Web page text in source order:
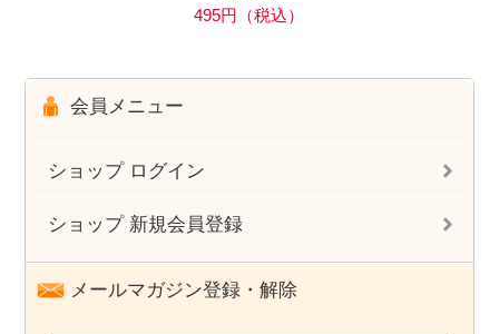
495円（税込）
会員メニュー
ショップ ログイン
ショップ 新規会員登録
メールマガジン登録・解除